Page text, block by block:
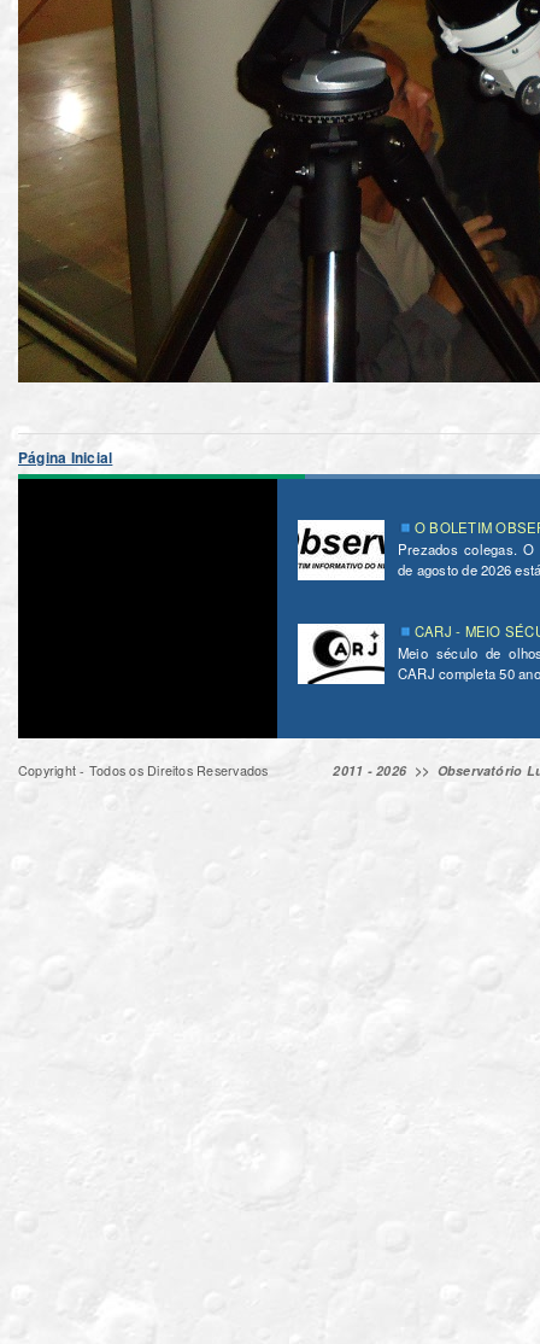
Página Inicial
O BOLETIM
Prezados colegas.
de agosto de 2026
CARJ - MEIO
Meio século de
CARJ completa 50
Copyright - Todos os Direitos Reservados 2011 - 2026 >> Observatório